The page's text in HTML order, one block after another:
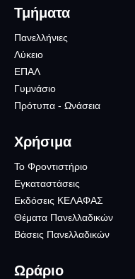
Τμήματα
Πανελλήνιες
Λύκειο
ΕΠΑΛ
Γυμνάσιο
Πρότυπα - Ωνάσεια
Χρήσιμα
Το Φροντιστήριο
Εγκαταστάσεις
Εκδόσεις ΚΕΛΑΦΑΣ
Θέματα Πανελλαδικών
Βάσεις Πανελλαδικών
Ωράριο